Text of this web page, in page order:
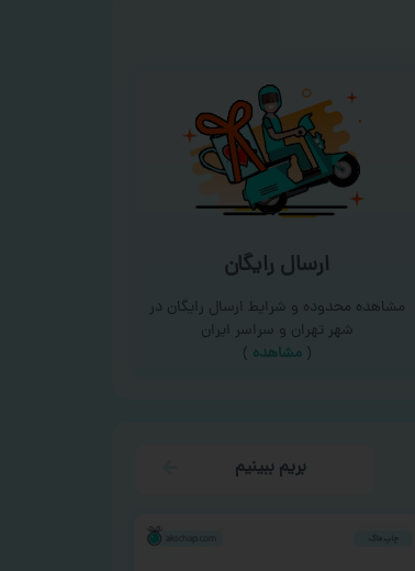
ارسال رایگان
مشاهده محدوده و شرایط ارسال رایگان در
شهر تهران و سراسر ایران
(مشاهده )
بریم ببینیم